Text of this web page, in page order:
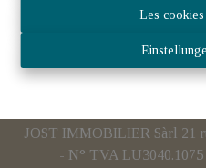
Les cookies
JOST IMMOBILIER Sàrl 21
- N° TVA